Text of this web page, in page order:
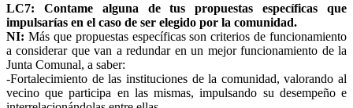
LC7: Contame alguna de tus propuestas específicas que
impulsarías en el caso de ser elegido por la comunidad.
NI: Más que propuestas específicas son criterios de funcionamiento
a considerar que van a redundar en un mejor funcionamiento de la
Junta Comunal, a saber:
-Fortalecimiento de las instituciones de la comunidad, valorando al
vecino que participa en las mismas, impulsando su desempeño e